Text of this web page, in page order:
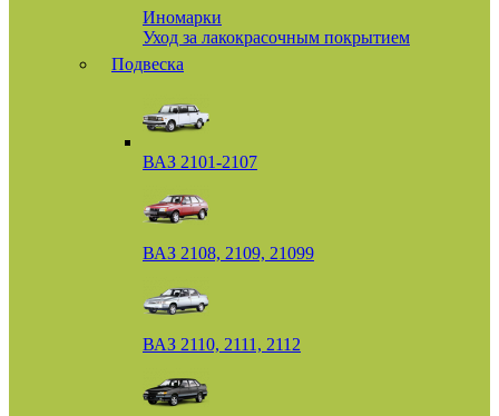
Иномарки
Уход за лакокрасочным покрытием
Подвеска
ВАЗ 2101-2107
ВАЗ 2108, 2109, 21099
ВАЗ 2110, 2111, 2112